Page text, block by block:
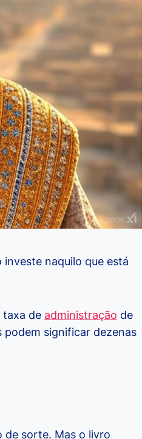
investe naquilo que está
taxa de administração de
podem significar dezenas
de sorte. Mas o livro